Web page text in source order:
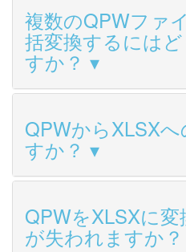
複数のQPWファ
括変換するには
すか？
QPWからXLSX
すか？
QPWをXLSXに
が失われますか？